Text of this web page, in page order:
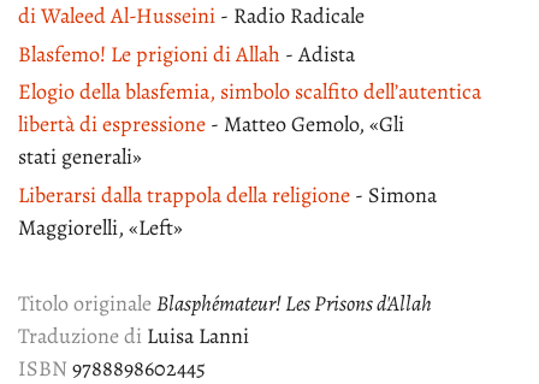
di Waleed Al-Husseini - Radio Radicale
Blasfemo! Le prigioni di Allah - Adista
Elogio della blasfemia, simbolo scalfito dell’autentica
libertà di espressione - Matteo Gemolo, «Gli
stati generali»
Liberarsi dalla trappola della religione - Simona
Maggiorelli, «Left»
Titolo originaleBlasphémateur! Les Prisons d'Allah
Traduzione di Luisa Lanni
ISBN 9788898602445